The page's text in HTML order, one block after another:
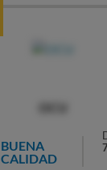
BUENA
CALIDAD